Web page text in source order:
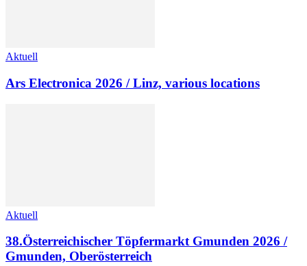
Aktuell
Ars Electronica 2026 / Linz, various locations
Aktuell
38.Österreichischer Töpfermarkt Gmunden 2026 /
Gmunden, Oberösterreich